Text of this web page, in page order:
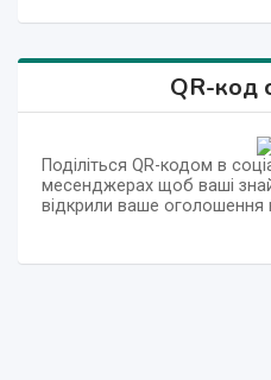
QR-код
Поділіться QR-кодом в
месенджерах щоб ваші
відкрили ваше оголошення